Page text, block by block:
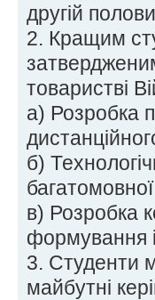
другій
2. Кращим
товаристві
а) Розробка
б)
в) Розробка
формування
3. Студенти
майбутні